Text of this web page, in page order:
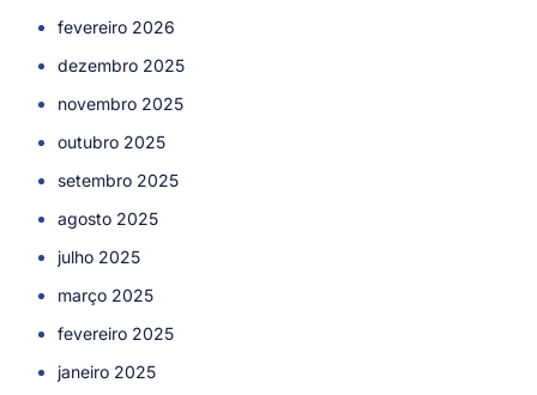
fevereiro 2026
dezembro 2025
novembro 2025
outubro 2025
setembro 2025
agosto 2025
julho 2025
março 2025
fevereiro 2025
janeiro 2025